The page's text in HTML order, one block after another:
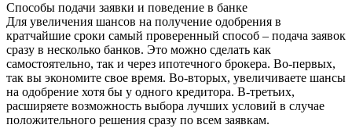
Способы подачи заявки и поведение в банке
Для увеличения шансов на получение одобрения в
кратчайшие сроки самый проверенный способ – подача заявок
сразу в несколько банков. Это можно сделать как
самостоятельно, так и через ипотечного брокера. Во-первых,
так вы экономите свое время. Во-вторых, увеличиваете шансы
на одобрение хотя бы у одного кредитора. В-третьих,
расширяете возможность выбора лучших условий в случае
положительного решения сразу по всем заявкам.